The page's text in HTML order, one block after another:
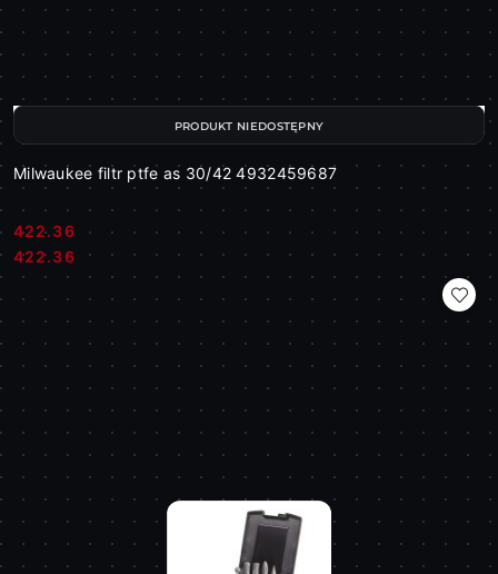
Milwaukee filtr ptfe as 30/42 4932459687
Cena:
422.36
Cena:
422.36
PRODUKT NIEDOSTĘPNY